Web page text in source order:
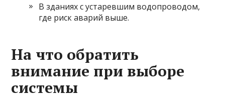
В зданиях с устаревшим водопроводом,
где риск аварий выше.
На что обратить
внимание при выборе
системы